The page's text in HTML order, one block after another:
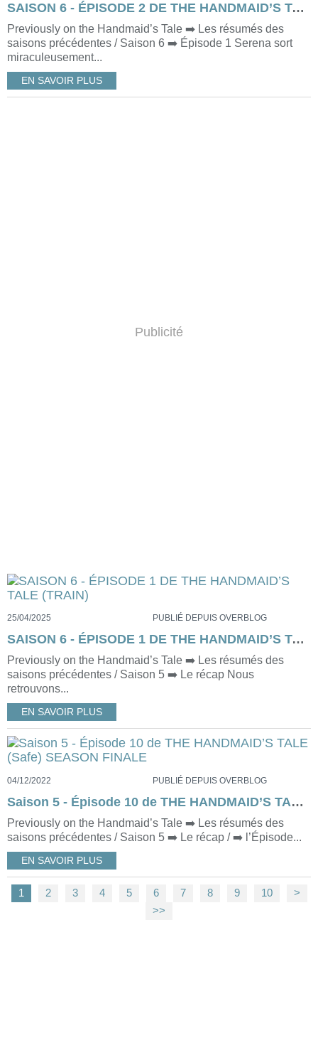
SAISON 6 - ÉPISODE 2 DE THE HANDMAID’S TALE (EXIL)
Previously on the Handmaid’s Tale ➡️ Les résumés des
saisons précédentes / Saison 6 ➡️ Épisode 1 Serena sort
miraculeusement...
EN SAVOIR PLUS
Publicité
25/04/2025 PUBLIÉ DEPUIS OVERBLOG
SAISON 6 - ÉPISODE 1 DE THE HANDMAID’S TALE (TRAIN)
Previously on the Handmaid’s Tale ➡️ Les résumés des
saisons précédentes / Saison 5 ➡️ Le récap Nous
retrouvons...
EN SAVOIR PLUS
04/12/2022 PUBLIÉ DEPUIS OVERBLOG
Saison 5 - Épisode 10 de THE HANDMAID’S TALE (Safe) SEASON FINALE
Previously on the Handmaid’s Tale ➡️ Les résumés des
saisons précédentes / Saison 5 ➡️ Le récap / ➡️ l’Épisode...
EN SAVOIR PLUS
1 2 3 4 5 6 7 8 9 10
>
>>